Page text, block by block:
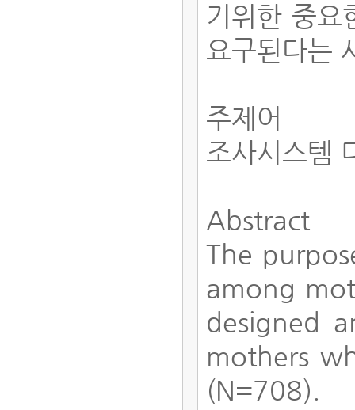
기위한 중요
요구된다는
주제어
조사시스템
Abstract
The
among
designed
mothers
(N=708).